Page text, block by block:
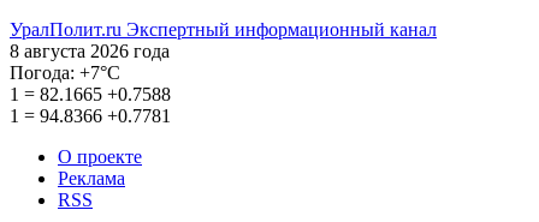
УралПолит.ru Экспертный информационный канал
8 августа 2026 года
Погода: +7°С
1 = 82.1665 +0.7588
1 = 94.8366 +0.7781
О проекте
Реклама
RSS